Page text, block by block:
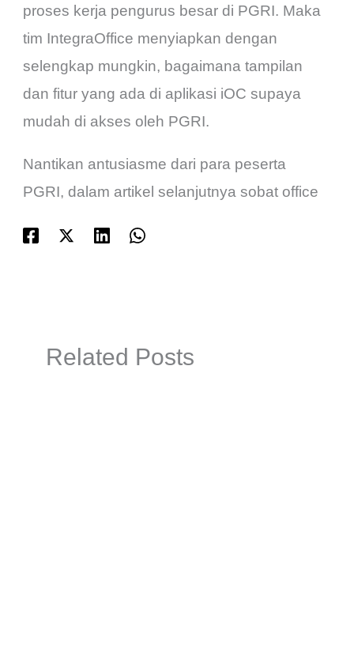
proses kerja pengurus besar di PGRI. Maka
tim IntegraOffice menyiapkan dengan
selengkap mungkin, bagaimana tampilan
dan fitur yang ada di aplikasi iOC supaya
mudah di akses oleh PGRI.
Nantikan antusiasme dari para peserta
PGRI, dalam artikel selanjutnya sobat office
Related Posts